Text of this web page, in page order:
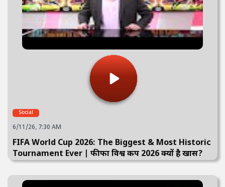
Social
6/11/26, 7:30 AM
FIFA World Cup 2026: The Biggest & Most Historic
Tournament Ever | फीफा विश्व कप 2026 क्यों है खास?